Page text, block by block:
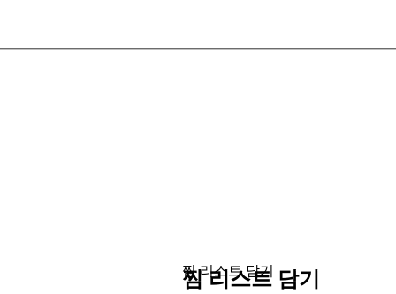
찜 리스트 담기
찜 리스트 담기